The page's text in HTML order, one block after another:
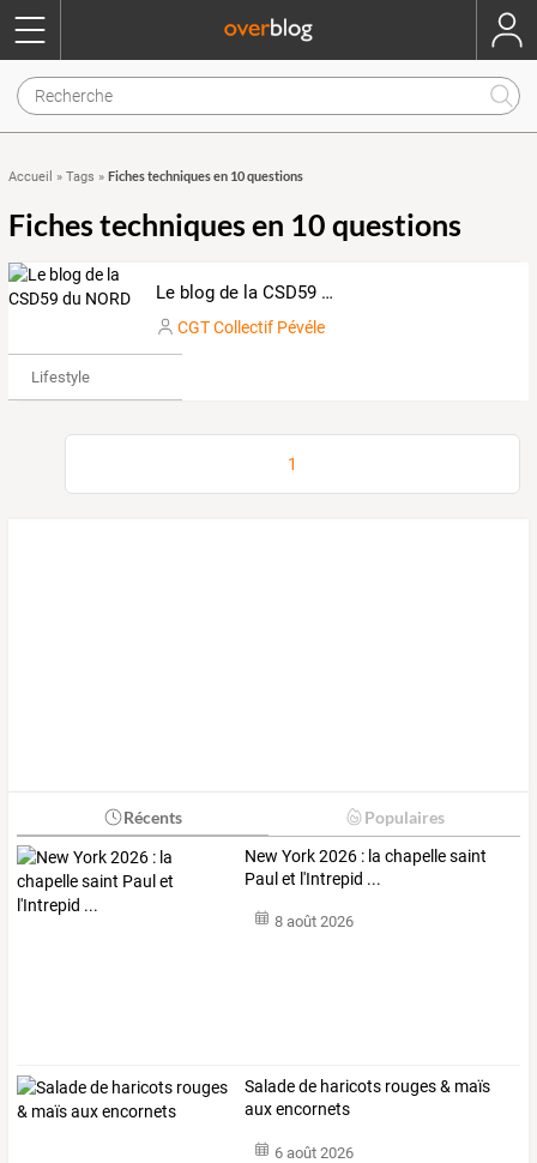
Accueil » Tags » Fiches techniques en 10 questions
Fiches techniques en 10 questions
Le blog de la CSD59 du NORD
CGT Collectif Pévéle
Lifestyle
1
Récents Populaires
New York 2026 : la chapelle saint
Paul et l'Intrepid ...
8 août 2026
Salade de haricots rouges & maïs
aux encornets
6 août 2026